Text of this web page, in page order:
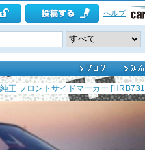
ヘルプ
正 フロントサイドマーカー